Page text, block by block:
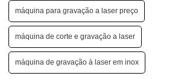
máquina para gravação a laser preço
máquina de corte e gravação a laser
máquina de gravação à laser em inox